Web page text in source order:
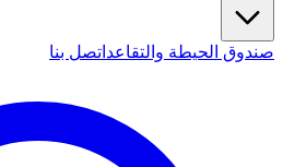
صندوق الحيطة والتقاعد اتصل بنا